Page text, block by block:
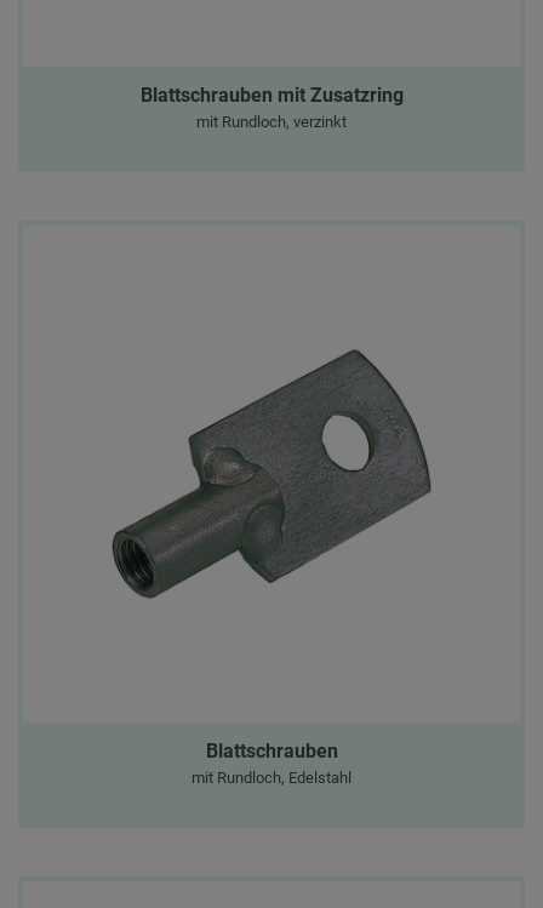
Blattschrauben mit Zusatzring
mit Rundloch, verzinkt
Blattschrauben
mit Rundloch, Edelstahl